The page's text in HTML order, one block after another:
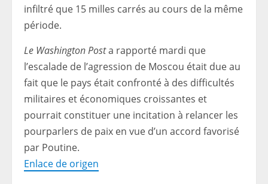
infiltré que 15 milles carrés au cours de la même
période.
Le Washington Posta rapporté mardi que
l’escalade de l’agression de Moscou était due au
fait que le pays était confronté à des difficultés
militaires et économiques croissantes et
pourrait constituer une incitation à relancer les
pourparlers de paix en vue d’un accord favorisé
par Poutine.
Enlace de origen